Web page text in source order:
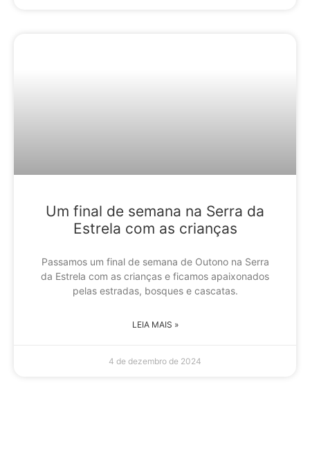
Um final de semana na Serra da
Estrela com as crianças
Passamos um final de semana de Outono na Serra
da Estrela com as crianças e ficamos apaixonados
pelas estradas, bosques e cascatas.
LEIA MAIS »
4 de dezembro de 2024